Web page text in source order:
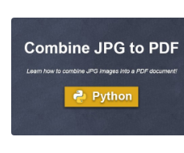
g